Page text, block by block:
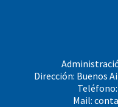
Dirección: Buenos
Teléfono:
Mail: